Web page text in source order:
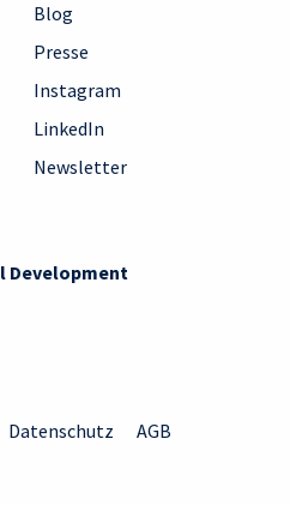
Blog
Presse
Instagram
LinkedIn
Newsletter
Development
Datenschutz AGB